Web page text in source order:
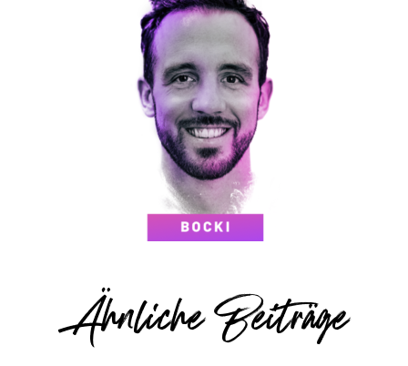
Ähnliche Beiträge